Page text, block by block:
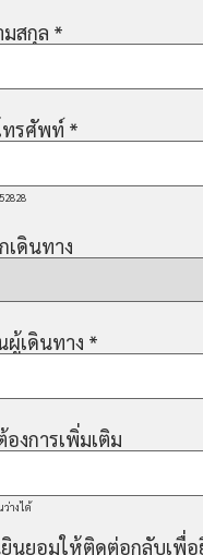
สกุล *
ทรศัพท์ *
เดินทาง
ผู้เดินทาง *
องการเพิ่มเติม
ว่างได้
นยอมให้ติดต่อกลับเพื่อ